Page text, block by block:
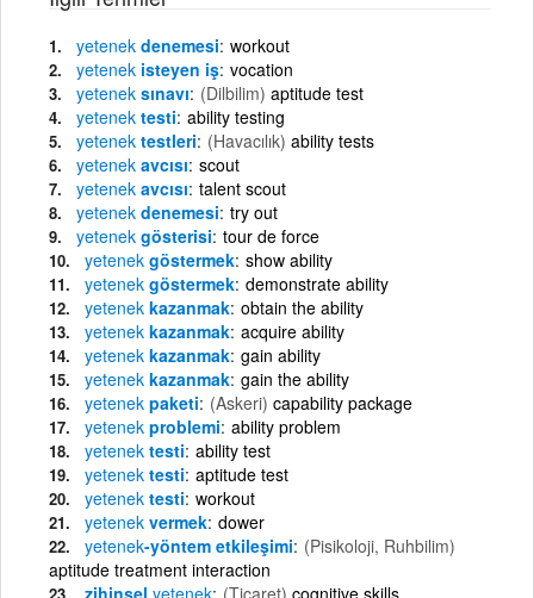
yetenek denemesi workout
yetenek isteyen iş vocation
yetenek sınavı (Dilbilim) aptitude test
yetenek testi ability testing
yetenek testleri (Havacılık) ability tests
yetenek avcısı scout
yetenek avcısı talent scout
yetenek denemesi try out
yetenek gösterisi tour de force
yetenek göstermek show ability
yetenek göstermek demonstrate ability
yetenek kazanmak obtain the ability
yetenek kazanmak acquire ability
yetenek kazanmak gain ability
yetenek kazanmak gain the ability
yetenek paketi (Askeri) capability package
yetenek problemi ability problem
yetenek testi ability test
yetenek testi aptitude test
yetenek testi workout
yetenek vermek dower
yetenek-yöntem etkileşimi (Pisikoloji, Ruhbilim)
aptitude treatment interaction
zihinsel yetenek (Ticaret) cognitive skills